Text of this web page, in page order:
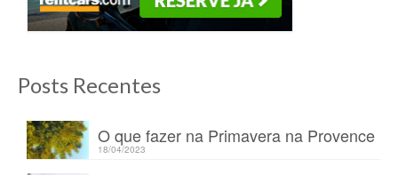
Posts Recentes
O que fazer na Primavera na Provence
18/04/2023